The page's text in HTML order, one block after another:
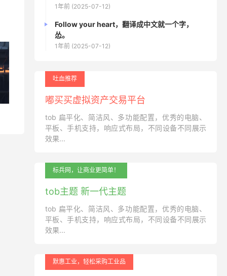
1年前 (2025-07-12)
Follow your heart，翻译成中文就一个字，
怂。
1年前 (2025-07-12)
吐血推荐
嘟买买虚拟资产交易平台
tob 扁平化、简洁风、多功能配置，优秀的电脑、
平板、手机支持，响应式布局，不同设备不同展示
效果...
标兵网，让商业更简单！
tob主题 新一代主题
tob 扁平化、简洁风、多功能配置，优秀的电脑、
平板、手机支持，响应式布局，不同设备不同展示
效果...
默惠工业，轻松采购工业品